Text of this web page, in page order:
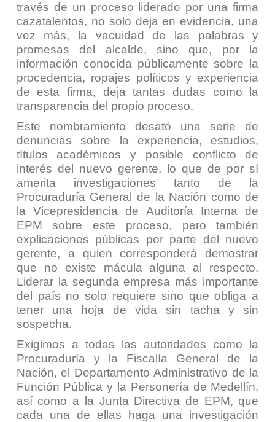
través de un proceso liderado por una firma
cazatalentos, no solo deja en evidencia, una
vez más, la vacuidad de las palabras y
promesas del alcalde, sino que, por la
información conocida públicamente sobre la
procedencia, ropajes políticos y experiencia
de esta firma, deja tantas dudas como la
transparencia del propio proceso.
Este nombramiento desató una serie de
denuncias sobre la experiencia, estudios,
títulos académicos y posible conflicto de
interés del nuevo gerente, lo que de por sí
amerita investigaciones tanto de la
Procuraduría General de la Nación como de
la Vicepresidencia de Auditoría Interna de
EPM sobre este proceso, pero también
explicaciones públicas por parte del nuevo
gerente, a quien corresponderá demostrar
que no existe mácula alguna al respecto.
Liderar la segunda empresa más importante
del país no solo requiere sino que obliga a
tener una hoja de vida sin tacha y sin
sospecha.
Exigimos a todas las autoridades como la
Procuraduría y la Fiscalía General de la
Nación, el Departamento Administrativo de la
Función Pública y la Personería de Medellín,
así como a la Junta Directiva de EPM, que
cada una de ellas haga una investigación